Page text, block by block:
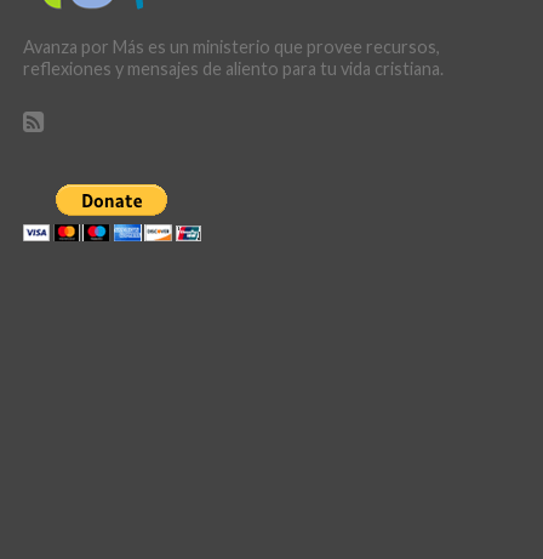
Avanza por Más es un ministerio que provee recursos,
reflexiones y mensajes de aliento para tu vida cristiana.